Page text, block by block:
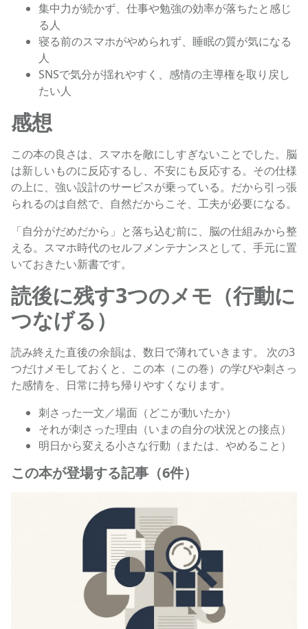
集中力が続かず、仕事や勉強の効率が落ちたと感じ
る人
寝る前のスマホがやめられず、睡眠の質が気になる
人
SNSで気分が揺れやすく、感情の主導権を取り戻し
たい人
感想
この本の良さは、スマホを敵にしすぎないことでした。脳
は新しいものに反応するし、不安にも反応する。その仕様
の上に、強い設計のサービスが乗っている。だから引っ張
られるのは自然で、自然だからこそ、工夫が必要になる。
「自分がだめだから」と落ち込む前に、脳の仕組みから整
える。スマホ時代のセルフメンテナンスとして、手元に置
いておきたい新書です。
読後に残す3つのメモ（行動に
つなげる）
読み終えた直後の余韻は、数日で薄れていきます。 次の3
つだけメモしておくと、この本（この巻）の学びや刺さっ
た感情を、日常に持ち帰りやすくなります。
刺さった一文／場面（どこが動いたか）
それが刺さった理由（いまの自分の状況との接点）
明日から変える小さな行動（または、やめること）
この本が登場する記事（6件）